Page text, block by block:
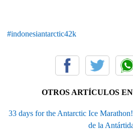
#indonesiantarctic42k
OTROS ARTÍCULOS
33 days for the Antarctic Ice
de la